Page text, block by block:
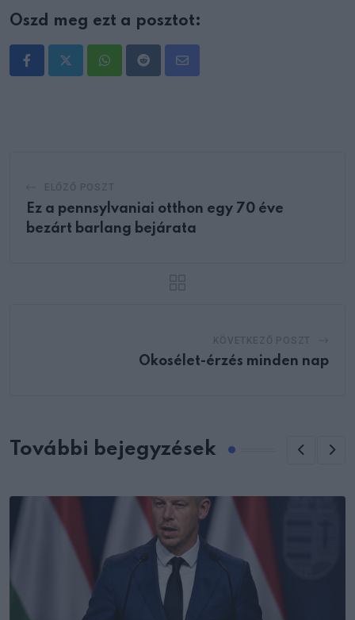
Oszd meg ezt a posztot:
WhatsappRedditShare
Ez a pennsylvaniai otthon egy 70 éve
bezárt barlang bejárata
Okosélet-érzés minden nap
További bejegyzések